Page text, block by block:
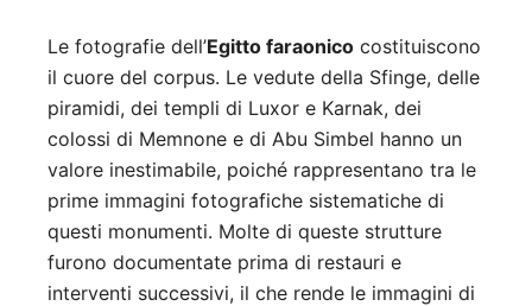
Le fotografie dell’Egitto faraonico costituiscono
il cuore del corpus. Le vedute della Sfinge, delle
piramidi, dei templi di Luxor e Karnak, dei
colossi di Memnone e di Abu Simbel hanno un
valore inestimabile, poiché rappresentano tra le
prime immagini fotografiche sistematiche di
questi monumenti. Molte di queste strutture
furono documentate prima di restauri e
interventi successivi, il che rende le immagini di